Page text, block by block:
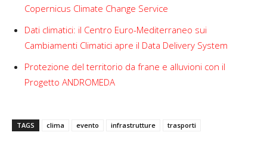
Copernicus Climate Change Service
Dati climatici: il Centro Euro-Mediterraneo sui
Cambiamenti Climatici apre il Data Delivery System
Protezione del territorio da frane e alluvioni con il
Progetto ANDROMEDA
TAGS clima evento infrastrutture trasporti